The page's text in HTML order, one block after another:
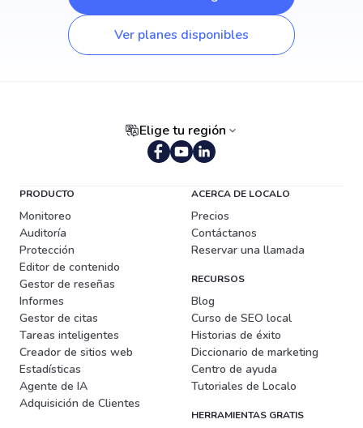
Ver planes disponibles
Elige tu región
PRODUCTO
Monitoreo
Auditoría
Protección
Editor de contenido
Gestor de reseñas
Informes
Gestor de citas
Tareas inteligentes
Creador de sitios web
Estadísticas
Agente de IA
Adquisición de Clientes
ACERCA DE LOCALO
Precios
Contáctanos
Reservar una llamada
RECURSOS
Blog
Curso de SEO local
Historias de éxito
Diccionario de marketing
Centro de ayuda
Tutoriales de Localo
HERRAMIENTAS GRATIS